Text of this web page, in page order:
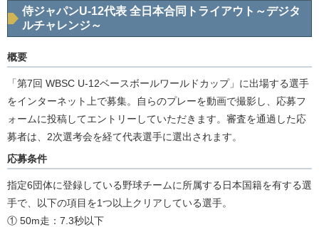
侍ジャパンU-12代表 全日本合同トライアウト～デジタ
ルチャレンジ～
概要
「第7回 WBSC U-12ベースボールワールドカップ」に出場する選手
をインターネット上で募集。自らのプレーを動画で撮影し、応募フ
ォームに投稿してエントリーしていただきます。審査を通過した応
募者は、2次選考会を経て代表選手に選出されます。
応募条件
指定6団体に登録している野球チームに所属する日本国籍を有する選
手で、以下の項目を1つ以上クリアしている選手。
① 50m走：7.3秒以下